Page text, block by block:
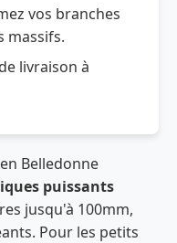
vos branches
massifs.
livraison à
Belledonne
puissants
jusqu'à 100mm,
Pour les petits